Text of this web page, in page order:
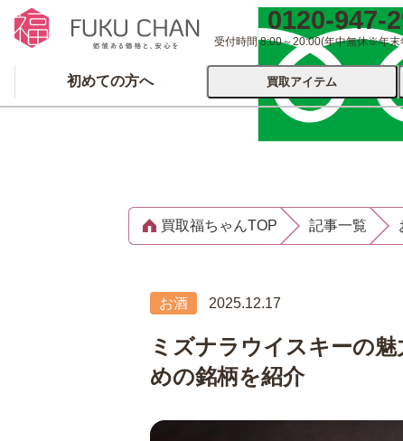
0120-947-
受付時間 8:00～20:00(年中無休※年末
初めての方へ 買取アイテム
ブランド
品
買取福ちゃんTOP 記事一覧
お酒 2025.12.17
ミズナラウイスキーの
めの銘柄を紹介